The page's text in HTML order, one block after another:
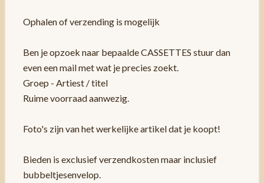
Ophalen of verzending is mogelijk
Ben je opzoek naar bepaalde CASSETTES stuur dan
even een mail met wat je precies zoekt.
Groep - Artiest / titel
Ruime voorraad aanwezig.
Foto's zijn van het werkelijke artikel dat je koopt!
Bieden is exclusief verzendkosten maar inclusief
bubbeltjesenvelop.